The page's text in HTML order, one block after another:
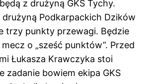
z drużyną GKS Tychy.
drużyną Podkarpackich Dzików
trzy punkty przewagi. Będzie
o „sześć punktów”. Przed
Łukasza Krawczyka stoi
zadanie bowiem ekipa GKS